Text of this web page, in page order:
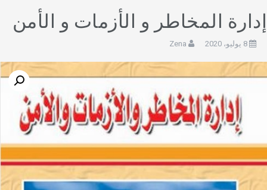
المخاطر و الأزمات و الأمن
8 يوليو، 2020 Zena